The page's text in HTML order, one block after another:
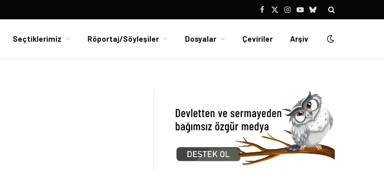
Facebook
X
Instagram
YouTubeBluesky
Seçtiklerimiz Röportaj/Söyleşiler Dosyalar Çeviriler Arşiv